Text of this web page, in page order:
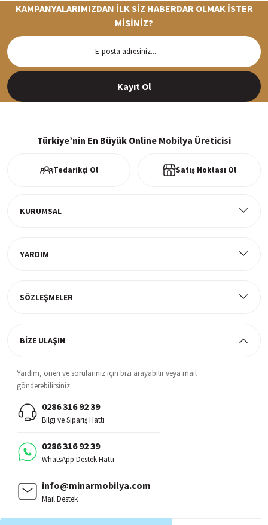
Siparişleriniz en kısa sürede hazırlanarak kargoya verilir
KAMPANYALARIMIZDAN İLK SİZ HABERDAR OLMAK İSTER
MİSİNİZ?
Kayıt Ol
Türkiye’nin En Büyük Online Mobilya Üreticisi
Tedarikçi Ol Satış Noktası Ol
KURUMSAL
YARDIM
SÖZLEŞMELER
BİZE ULAŞIN
Yardım, öneri ve sorularınız için bizi arayabilir veya mail
gönderebilirsiniz.
0286 316 92 39
Bilgi ve Sipariş Hattı
0286 316 92 39
WhatsApp Destek Hattı
info@minarmobilya.com
Mail Destek